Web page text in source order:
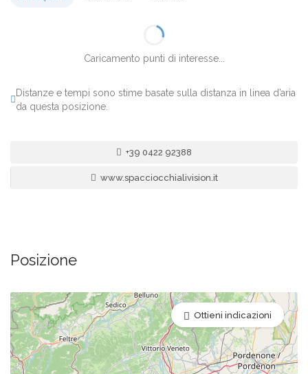
Caricamento punti di interesse...
Distanze e tempi sono stime basate sulla distanza in linea d’aria
da questa posizione.
+39 0422 92388
www.spacciocchialivision.it
Posizione
Ottieni indicazioni